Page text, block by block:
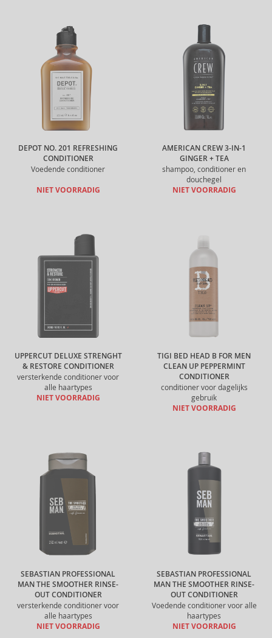
DEPOT NO. 201 REFRESHING
CONDITIONER
Voedende conditioner
NIET VOORRADIG
AMERICAN CREW 3-IN-1
GINGER + TEA
shampoo, conditioner en
douchegel
NIET VOORRADIG
UPPERCUT DELUXE STRENGHT
& RESTORE CONDITIONER
versterkende conditioner voor
alle haartypes
NIET VOORRADIG
TIGI BED HEAD B FOR MEN
CLEAN UP PEPPERMINT
CONDITIONER
conditioner voor dagelijks
gebruik
NIET VOORRADIG
SEBASTIAN PROFESSIONAL
MAN THE SMOOTHER RINSE-
OUT CONDITIONER
versterkende conditioner voor
alle haartypes
NIET VOORRADIG
SEBASTIAN PROFESSIONAL
MAN THE SMOOTHER RINSE-
OUT CONDITIONER
Voedende conditioner voor alle
haartypes
NIET VOORRADIG